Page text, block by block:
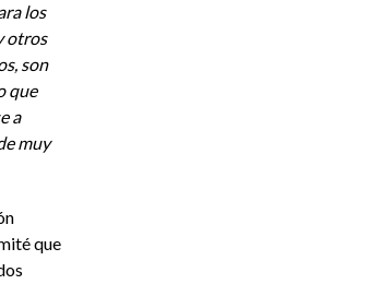
los
otros
son
que
a
muy
que